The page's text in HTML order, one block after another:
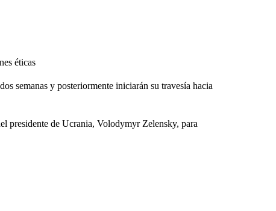
éticas
semanas y posteriormente iniciarán su travesía hacia
presidente de Ucrania, Volodymyr Zelensky, para